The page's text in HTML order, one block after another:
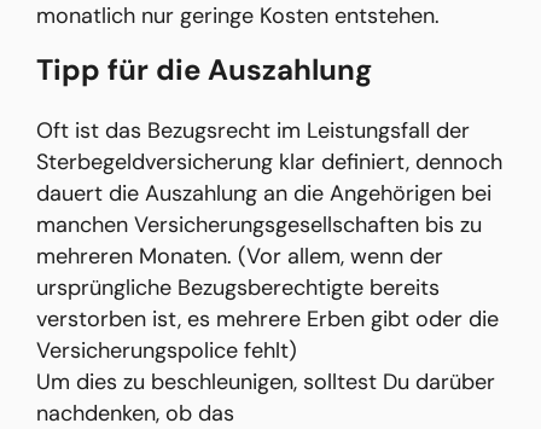
monatlich nur geringe Kosten entstehen.
Tipp für die Auszahlung
Oft ist das Bezugsrecht im Leistungsfall der
Sterbegeldversicherung klar definiert, dennoch
dauert die Auszahlung an die Angehörigen bei
manchen Versicherungsgesellschaften bis zu
mehreren Monaten. (Vor allem, wenn der
ursprüngliche Bezugsberechtigte bereits
verstorben ist, es mehrere Erben gibt oder die
Versicherungspolice fehlt)
Um dies zu beschleunigen, solltest Du darüber
nachdenken, ob das